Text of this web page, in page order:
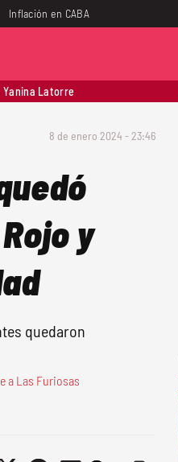
Inflación en CABA
Yanina Latorre
8 de enero 2024 - 23:46
y
quedaron
a Las Furiosas